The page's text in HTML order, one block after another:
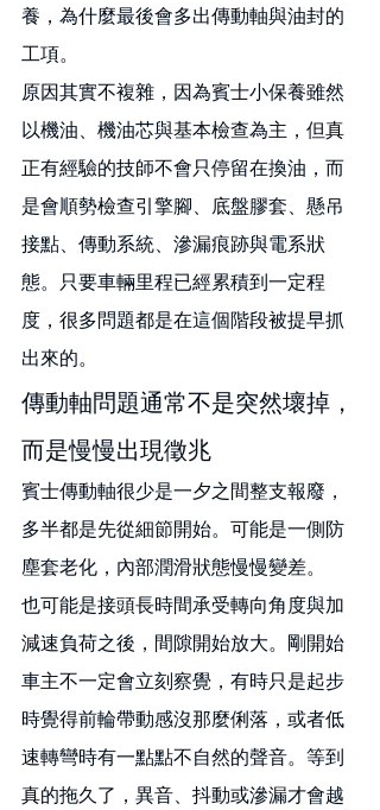
養，為什麼最後會多出傳動軸與油封的
工項。
原因其實不複雜，因為賓士小保養雖然
以機油、機油芯與基本檢查為主，但真
正有經驗的技師不會只停留在換油，而
是會順勢檢查引擎腳、底盤膠套、懸吊
接點、傳動系統、滲漏痕跡與電系狀
態。只要車輛里程已經累積到一定程
度，很多問題都是在這個階段被提早抓
出來的。
傳動軸問題通常不是突然壞掉，
而是慢慢出現徵兆
賓士傳動軸很少是一夕之間整支報廢，
多半都是先從細節開始。可能是一側防
塵套老化，內部潤滑狀態慢慢變差。
也可能是接頭長時間承受轉向角度與加
減速負荷之後，間隙開始放大。剛開始
車主不一定會立刻察覺，有時只是起步
時覺得前輪帶動感沒那麼俐落，或者低
速轉彎時有一點點不自然的聲音。等到
真的拖久了，異音、抖動或滲漏才會越